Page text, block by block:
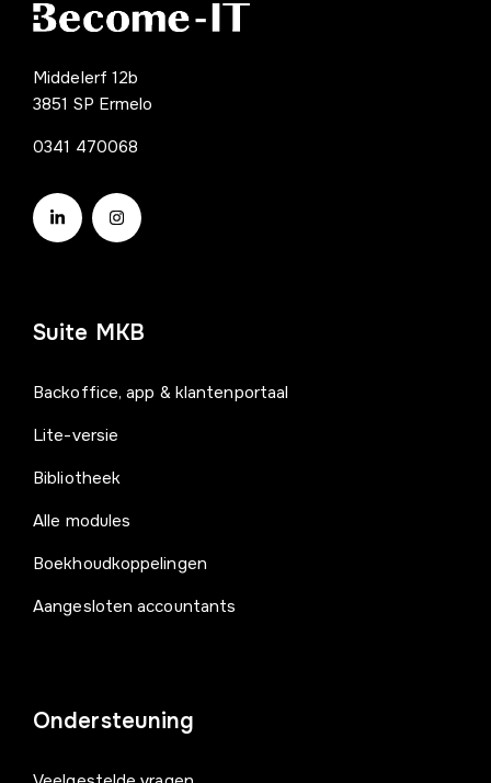
Middelerf 12b
3851 SP Ermelo
0341 470068
Suite MKB
Backoffice, app & klantenportaal
Lite-versie
Bibliotheek
Alle modules
Boekhoudkoppelingen
Aangesloten accountants
Ondersteuning